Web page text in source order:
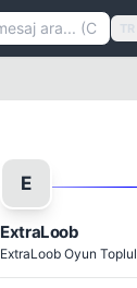
TR
E
ExtraLoob
ExtraLoob Oyun